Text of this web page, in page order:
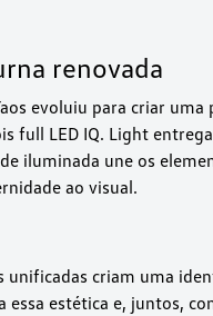
renovada
evoluiu para criar uma
full LED IQ. Light
iluminada une os
ao visual.
unificadas criam uma
estética e, juntos,